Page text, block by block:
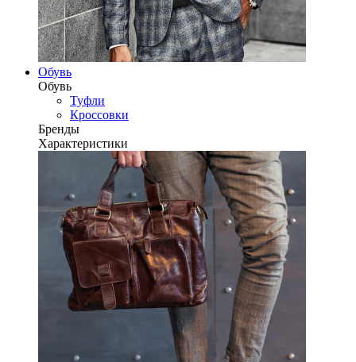
Обувь
Обувь
Туфли
Кроссовки
Бренды
Характеристики